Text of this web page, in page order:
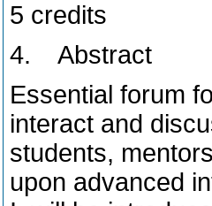
5 credits
4.
Abstract
Essential forum
interact and
students,
upon advanced